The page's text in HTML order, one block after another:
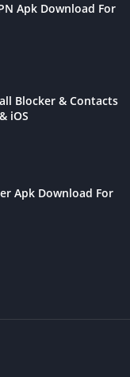
Apk Download For
Blocker & Contacts
iOS
Apk Download For